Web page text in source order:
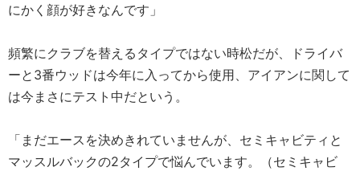
にかく顔が好きなんです」
頻繁にクラブを替えるタイプではない時松だが、ドライバ
ーと3番ウッドは今年に入ってから使用、アイアンに関して
は今まさにテスト中だという。
「まだエースを決めきれていませんが、セミキャビティと
マッスルバックの2タイプで悩んでいます。（セミキャビ